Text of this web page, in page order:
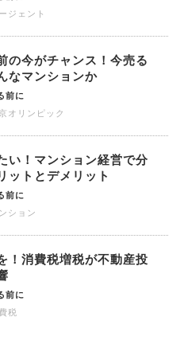
ジェント
の今がチャンス！今売る
なマンションか
前に
オリンピック
い！マンション経営で分
ットとデメリット
前に
ション
！消費税増税が不動産投
前に
税